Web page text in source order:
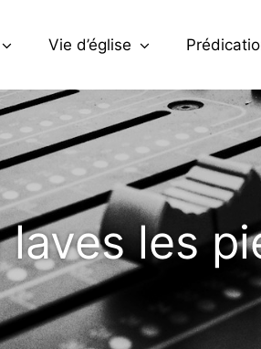
Vie d’église
les